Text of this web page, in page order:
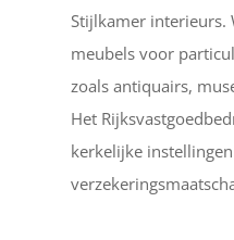
Stijlkamer interieurs.
meubels voor
zoals antiquairs,
Het
kerkelijke